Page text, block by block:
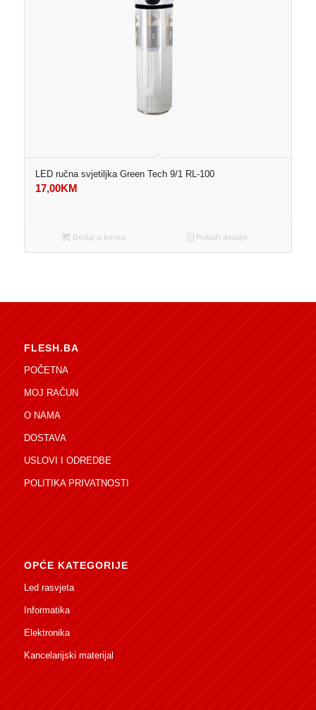
LED ručna svjetiljka Green Tech 9/1 RL-100
17,00KM
Dodaj u korpu Pokaži detalje
FLESH.BA
POČETNA
MOJ RAČUN
O NAMA
DOSTAVA
USLOVI I ODREDBE
POLITIKA PRIVATNOSTI
OPĆE KATEGORIJE
Led rasvjeta
Informatika
Elektronika
Kancelarijski materijal